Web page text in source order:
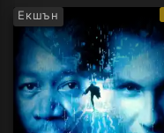
Екшън